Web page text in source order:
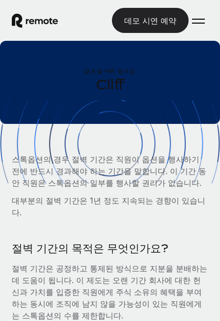
데모 시연 예약
글로벌 고용
글로벌 급여
규정을 준수하며 급여 지급을 손쉽게 처리
기록상 고용주(EOR)
법인 설립 비용 없이 전 세계로 사업을 확장
기록상 계약자
PEO
복잡한 고용 업무를 아웃소싱
인프라
Remote 통합
HR을 워크플로에 매끄럽게 통합
글로벌 서비스 제공
국가별 정보
국가별 글로벌 채용 지원 알아보기
미국 주별 정보
미국 모든 주 전역에서 채용 업무를 간소화
Remote와 다른 솔루션 비교
성장 단계
스타트업
성장하는 기업을 위한 민첩한 글로벌 HR 및 급여 솔루션
중견기업
맞춤형 HR 솔루션으로 팀 확장
리소스
도구 및 계산기
오분류 리스크 평가 도구
국가별 직원 오분류 리스크 확인
국가별 총 인건비 계산
REMOTE와 함께 배우기
리서치 및 가이드
사례 연구
한국어
English
Français
Deutsch
Español
글로벌 HR 용어집
Cliff
스톡옵션의 경우 절벽 기간은 직원이 옵션을 행사하기
전에 반드시 경과해야 하는 기간을 말합니다. 이 기간 동
안 직원은 스톡옵션의 일부를 행사할 권리가 없습니다.
대부분의 절벽 기간은 1년 정도 지속되는 경향이 있습니
다.
절벽 기간의 목적은 무엇인가요?
절벽 기간은 공정하고 통제된 방식으로 지분을 분배하는
데 도움이 됩니다. 이 제도는 오랜 기간 회사에 대한 헌
신과 가치를 입증한 직원에게 주식 소유의 혜택을 부여
하는 동시에 조직에 남지 않을 가능성이 있는 직원에게
는 스톡옵션의 수를 제한합니다.